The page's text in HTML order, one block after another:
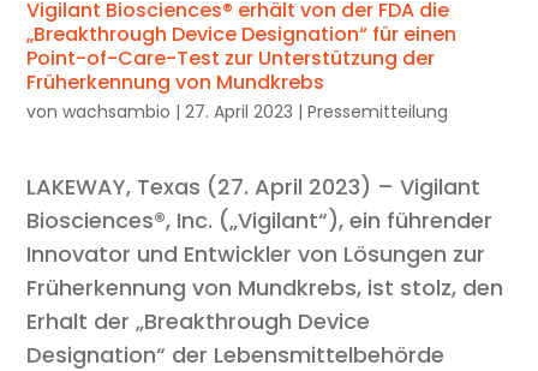
Vigilant Biosciences® erhält von der FDA die
„Breakthrough Device Designation“ für einen
Point-of-Care-Test zur Unterstützung der
Früherkennung von Mundkrebs
vonwachsambio |27. April 2023 |Pressemitteilung
LAKEWAY, Texas (27. April 2023) – Vigilant
Biosciences®, Inc. („Vigilant“), ein führender
Innovator und Entwickler von Lösungen zur
Früherkennung von Mundkrebs, ist stolz, den
Erhalt der „Breakthrough Device
Designation“ der Lebensmittelbehörde